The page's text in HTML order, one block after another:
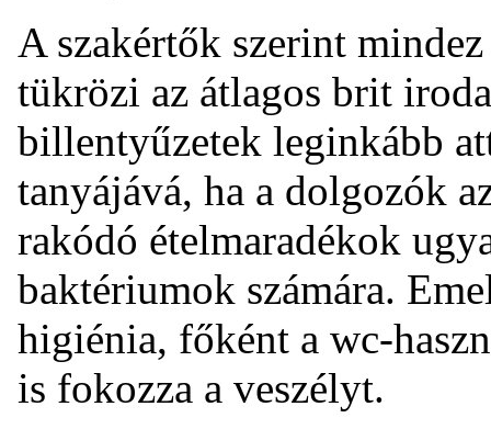
A szakértők szerint
tükrözi az átlagos brit
billentyűzetek leginkább
tanyájává, ha a dolgozók
rakódó ételmaradékok
baktériumok számára.
higiénia, főként a wc-
is fokozza a veszélyt.